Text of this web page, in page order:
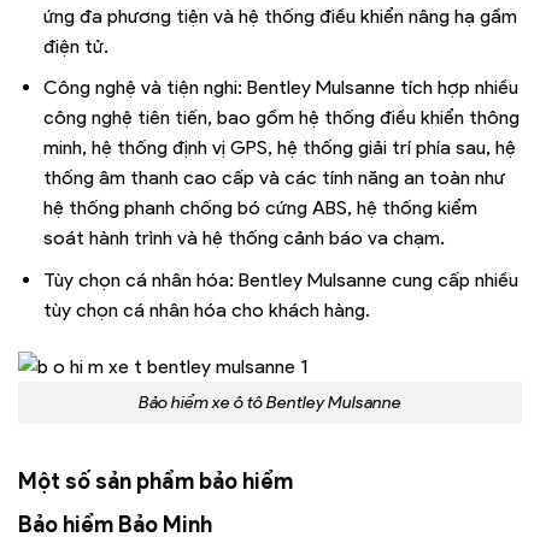
ứng đa phương tiện và hệ thống điều khiển nâng hạ gầm
điện tử.
Công nghệ và tiện nghi: Bentley Mulsanne tích hợp nhiều
công nghệ tiên tiến, bao gồm hệ thống điều khiển thông
minh, hệ thống định vị GPS, hệ thống giải trí phía sau, hệ
thống âm thanh cao cấp và các tính năng an toàn như
hệ thống phanh chống bó cứng ABS, hệ thống kiểm
soát hành trình và hệ thống cảnh báo va chạm.
Tùy chọn cá nhân hóa: Bentley Mulsanne cung cấp nhiều
tùy chọn cá nhân hóa cho khách hàng.
Bảo hiểm xe ô tô Bentley Mulsanne
Một số sản phẩm bảo hiểm
Bảo hiểm Bảo Minh